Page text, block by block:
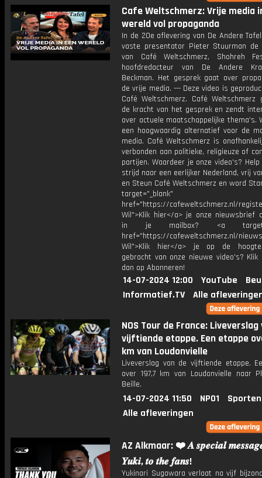
Cafe Weltschmerz: Vrije media
wereld vol propaganda
In de 20e aflevering van De Andere
vaste presentator Pieter Stuurman de
van Café Weltschmerz, Shohreh
hoofdredacteur van De Andere
Beckman. Het gesprek gaat over
de vrije media. --- Deze video is
Café Weltschmerz. Café Weltschmerz
de kracht van het gesprek en zendt
over actuele maatschappelijke thema's.
een hoogwaardig alternatief voor de
media. Café Weltschmerz is
verbonden aan politieke, religieuze of
partijen. Waardeer je onze video's?
strijd naar een eerlijker Nederland, vrij
en Steun Café Weltschmerz en word
target="_blank"
href="https://cafeweltschmerz.nl/
Wil">Klik hier</a> je onze nieuwsbrief
in je mailbox? <a
href="https://cafeweltschmerz.nl/
Wil">Klik hier</a> je op de
gebracht van onze nieuwe video's? Klik
dan op Abonneren!
14-07-2024 12:00 YouTube
Informatief.TV
Alle
NOS Tour de France: Liveverslag
vijftiende etappe. Een etappe
km van Loudonvielle
Liveverslag van de vijftiende etappe.
over 197,7 km van Loudonvielle naar
Beille.
14-07-2024 11:50 NPO1
Alle afleveringen
AZ Alkmaar: ❤️ 𝑨 𝒔𝒑𝒆𝒄𝒊𝒂𝒍
𝒀𝒖𝒌𝒊, 𝒕𝒐 𝒕𝒉𝒆 𝒇𝒂𝒏𝒔!
Yukinari Sugawara verlaat na vijf